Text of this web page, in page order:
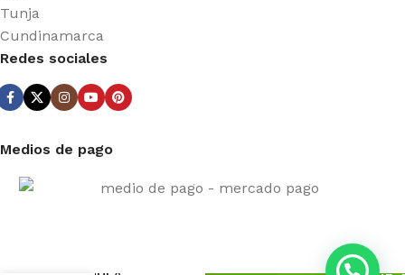
Tunja
Cundinamarca
Redes sociales
Medios de pago